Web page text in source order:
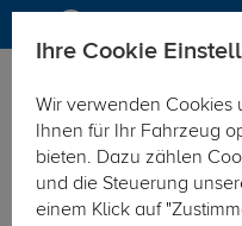
Hier geht's zur
Ihre Cookie
Wir verwenden Cookies
Ihnen für Ihr Fahrzeug
bieten. Dazu zählen
und die Steuerung
einem Klick auf